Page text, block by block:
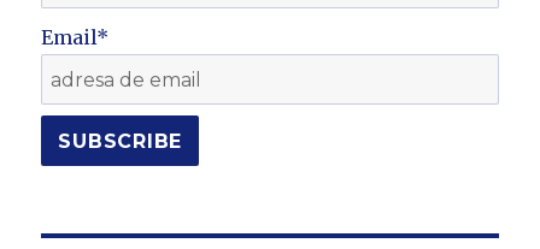
Email*